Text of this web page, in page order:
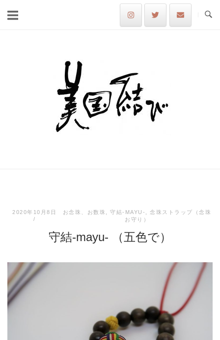
Home
2020年10月8日 お念珠、お数珠 ,守結-MAYU- ,念珠ストラップ（念珠
お守り）
守結-mayu- （五色で）